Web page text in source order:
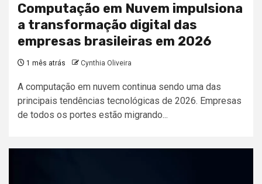
Computação em Nuvem impulsiona
a transformação digital das
empresas brasileiras em 2026
1 mês atrás Cynthia Oliveira
A computação em nuvem continua sendo uma das
principais tendências tecnológicas de 2026. Empresas
de todos os portes estão migrando...